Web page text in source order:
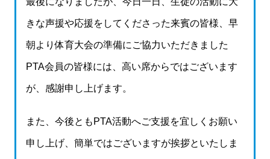
きな声援や応援をしてくださった来賓の皆様、早
朝より体育大会の準備にご協力いただきました
PTA会員の皆様には、高い席からではございます
が、感謝申し上げます。
また、今後ともPTA活動へご支援を宜しくお願い
申し上げ、簡単ではございますが挨拶といたしま